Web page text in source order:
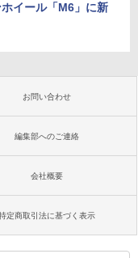
イール「M6」に新
お問い合わせ
編集部へのご連絡
会社概要
定商取引法に基づく表示